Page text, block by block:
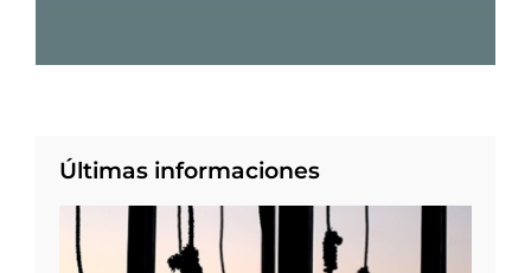
Últimas informaciones